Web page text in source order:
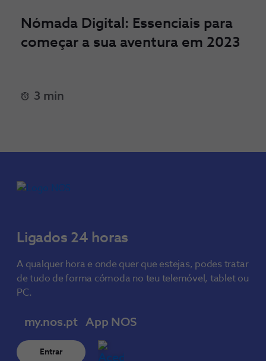
Nómada Digital: Essenciais para
começar a sua aventura em 2023
3 min
Ligados 24 horas
A qualquer hora e onde quer que estejas, podes tratar
de tudo de forma cómoda no teu telemóvel, tablet ou
PC.
my.nos.pt
Entrar
App NOS